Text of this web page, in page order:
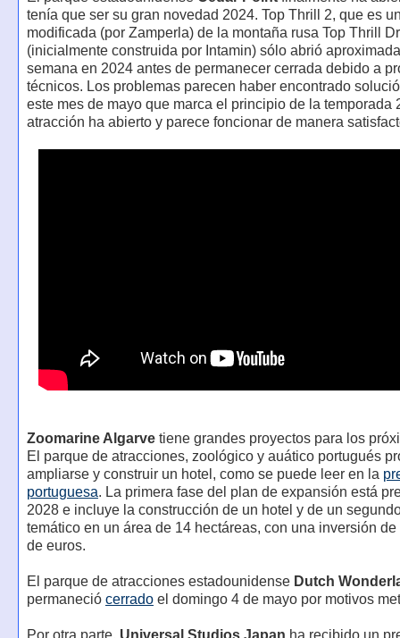
tenía que ser su gran novedad 2024. Top Thrill 2, que es
modificada (por Zamperla) de la montaña rusa Top Thrill
(inicialmente construida por Intamin) sólo abrió
semana en 2024 antes de permanecer cerrada debido a
técnicos. Los problemas parecen haber encontrado
este mes de mayo que marca el principio de la temporada
atracción ha abierto y parece foncionar de manera
Zoomarine Algarvetiene grandes proyectos para los
El parque de atracciones, zoológico y auático portugués
ampliarse y construir un hotel, como se puede leer en la
portuguesa. La primera fase del plan de expansión está
2028 e incluye la construcción de un hotel y de un
temático en un área de 14 hectáreas, con una inversión
de euros.
El parque de atracciones estadounidense Dutch
permaneció cerradoel domingo 4 de mayo por motivos
Por otra parte, Universal Studios Japan ha recibido un